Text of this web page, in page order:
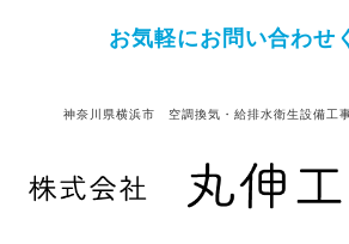
お気軽にお問い合わせ
神奈川県横浜市 空調換気・給排水衛生設備工